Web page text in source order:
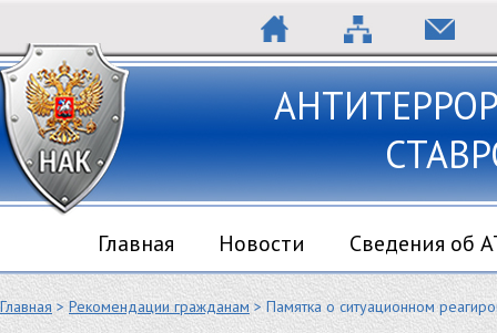
Главная Новости Сведения об
Главная>Рекомендации гражданам> Памятка о ситуационном